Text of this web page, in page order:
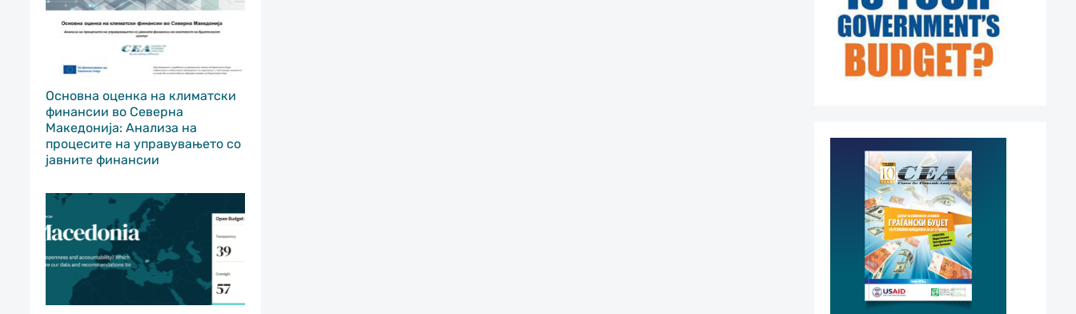
Основна оценка на климатски
финансии во Северна
Македонија: Анализа на
процесите на управувањето со
јавните финансии